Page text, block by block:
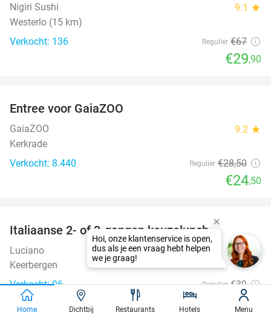
Nigiri Sushi 9.1 star
Westerlo (15 km)
Verkocht: 136
Regulier €67
€29,90
Entree voor GaiaZOO
GaiaZOO 9.2 star
Kerkrade
Verkocht: 8.440
Regulier €28,50
€24,50
42%
Italiaanse 2- of 3-gangen keuzelunch
Luciano
Keerbergen
Verkocht: 96
Regulier €39
€22
Home Dichtbij Restaurants Hotels Menu